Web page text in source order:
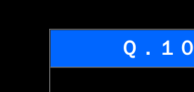
Ｑ．１０